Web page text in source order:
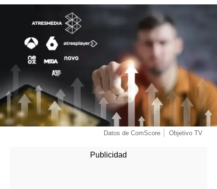
Datos de ComScore Objetivo TV